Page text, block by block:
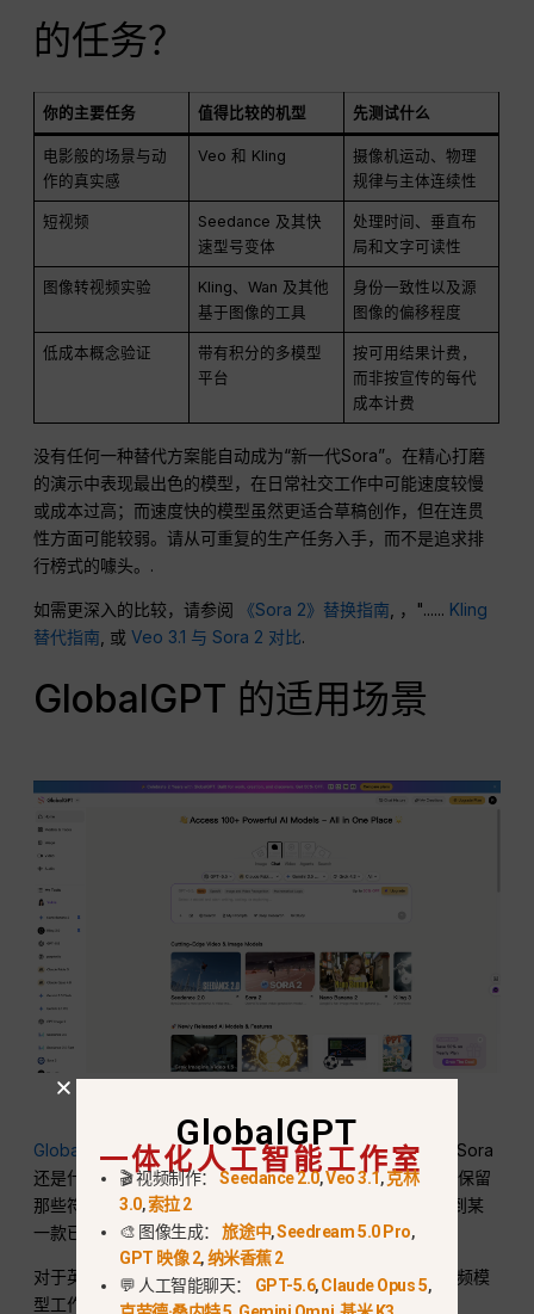
的任务？
你的主要任务 值得比较的机型 先测试什么
电影般的场景与动
作的真实感
Veo 和 Kling
摄像机运动、物理
规律与主体连续性
短视频
Seedance 及其快
速型号变体
处理时间、垂直布
局和文字可读性
图像转视频实验
Kling、Wan 及其他
基于图像的工具
身份一致性以及源
图像的偏移程度
低成本概念验证
带有积分的多模型
平台
按可用结果计费，
而非按宣传的每代
成本计费
没有任何一种替代方案能自动成为“新一代Sora”。在精心打磨
的演示中表现最出色的模型，在日常社交工作中可能速度较慢
或成本过高；而速度快的模型虽然更适合草稿创作，但在连贯
性方面可能较弱。请从可重复的生产任务入手，而不是追求排
行榜式的噱头。.
如需更深入的比较，请参阅 《Sora 2》替换指南 , ，"...... Kling
替代指南 , 或Veo 3.1 与 Sora 2 对比.
GlobalGPT 的适用场景
在 GlobalGPT 上试用 100 多种顶级模型
GlobalGPT 很有用之所以这样，是因为决策不再是“等待 Sora
还是什么都不做”。更优的工作流程是对比多个视频模型，保留
那些符合你输出风格的模型，并避免将内容制作流程绑定到某
一款已停产的产品上。.
对于英国创作者而言，GlobalGPT 可以作为一个实用的视频模
型工作区：您可以在一个账户内对比 Veo、Kling、Wan、
GlobalGPT
一体化人工智能工作室
🎬 视频制作：Seedance 2.0,Veo 3.1,克林
3.0,索拉 2
🎨 图像生成：旅途中,Seedream 5.0 Pro,
GPT 映像 2,纳米香蕉 2
💬 人工智能聊天： GPT-5.6,Claude Opus 5,